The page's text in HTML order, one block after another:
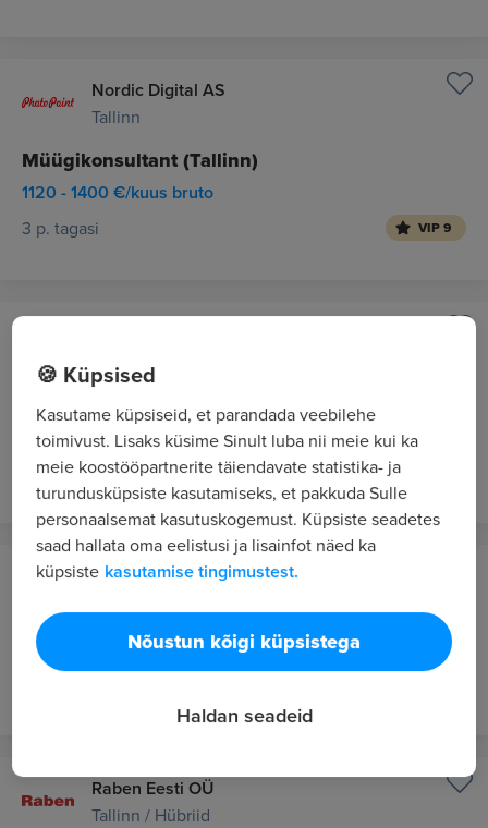
Nordic Digital AS
Tallinn
Müügikonsultant (Tallinn)
1120 - 1400 €/kuus bruto
3 p. tagasi VIP 9
MÜÜGIKONSULTANT (JÄRVE KESKUS)
1391.1 - 1657.09 €/kuus bruto
3 p. tagasi
Lävel
PAIGALDAJA
Raben Eesti OÜ
Tallinn / Hübriid
🍪 Küpsised
Kasutame küpsiseid, et parandada veebilehe
toimivust. Lisaks küsime Sinult luba nii meie kui ka
meie koostööpartnerite täiendavate statistika- ja
turundusküpsiste kasutamiseks, et pakkuda Sulle
personaalsemat kasutuskogemust. Küpsiste seadetes
saad hallata oma eelistusi ja lisainfot näed ka
küpsiste kasutamise tingimustest.
Nõustun kõigi küpsistega
Haldan seadeid